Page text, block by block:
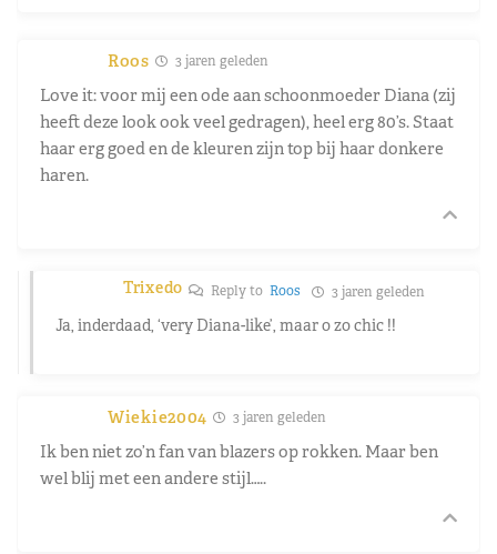
Roos 3 jaren geleden
Love it: voor mij een ode aan schoonmoeder Diana (zij
heeft deze look ook veel gedragen), heel erg 80’s. Staat
haar erg goed en de kleuren zijn top bij haar donkere
haren.
Trixedo Reply to Roos 3 jaren geleden
Ja, inderdaad, ‘very Diana-like’, maar o zo chic !!
Wiekie2004 3 jaren geleden
Ik ben niet zo’n fan van blazers op rokken. Maar ben
wel blij met een andere stijl…..